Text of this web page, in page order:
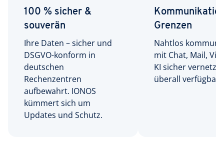
100 % sicher &
souverän
Ihre Daten – sicher und
DSGVO-konform in
deutschen
Rechenzentren
aufbewahrt. IONOS
kümmert sich um
Updates und Schutz.
Grenzen
Nahtlos
mit Chat, Mail,
KI sicher vernetzt
überall verfügbar.